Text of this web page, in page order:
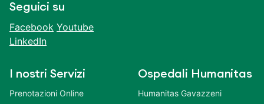
Seguici su
Facebook Youtube
LinkedIn
I nostri Servizi
Prenotazioni Online
Ospedali Humanitas
Humanitas Gavazzeni